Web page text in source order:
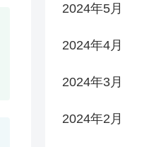
2024年5月
2024年4月
2024年3月
2024年2月